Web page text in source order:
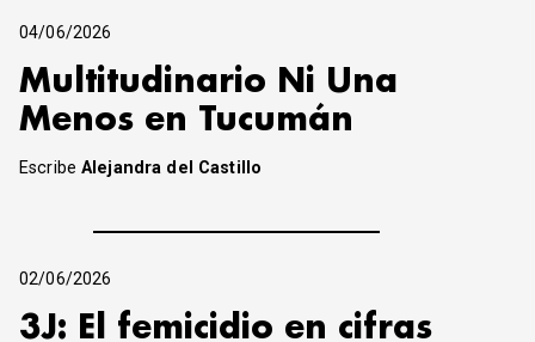
04/06/2026
Multitudinario Ni Una
Menos en Tucumán
EscribeAlejandra del Castillo
02/06/2026
3J: El femicidio en cifras